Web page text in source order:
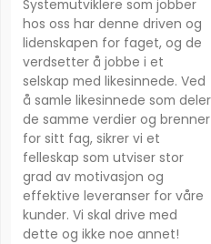
Systemutviklere som jobber
hos oss har denne driven og
lidenskapen for faget, og de
verdsetter å jobbe i et
selskap med likesinnede. Ved
å samle likesinnede som deler
de samme verdier og brenner
for sitt fag, sikrer vi et
felleskap som utviser stor
grad av motivasjon og
effektive leveranser for våre
kunder. Vi skal drive med
dette og ikke noe annet!